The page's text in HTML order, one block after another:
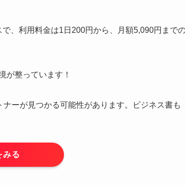
、利用料金は1日200円から、月額5,090円まで
が整っています！
ーが見つかる可能性があります。ビジネス書も
みる